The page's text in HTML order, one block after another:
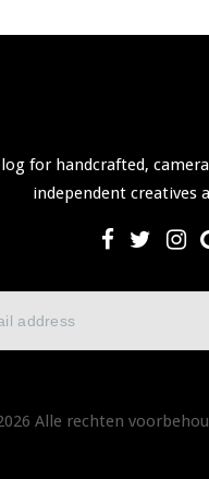
for handcrafted,
independent creatives
Alle rechten